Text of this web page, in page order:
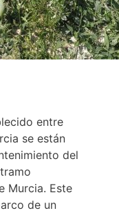
entre
se están
del
Murcia. Este
de un